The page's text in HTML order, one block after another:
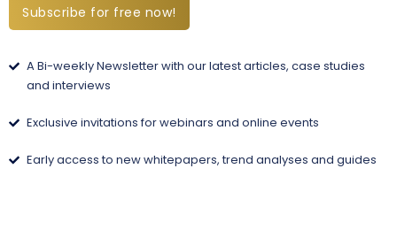
Subscribe for free now!
A Bi-weekly Newsletter with our latest articles, case studies
and interviews
Exclusive invitations for webinars and online events
Early access to new whitepapers, trend analyses and guides